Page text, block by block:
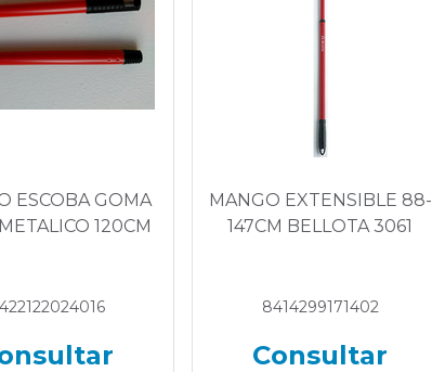
ESCOBA GOMA
120CM
MANGO EXTENSIBLE 88-
147CM BELLOTA 3061
8414299171402
Consultar